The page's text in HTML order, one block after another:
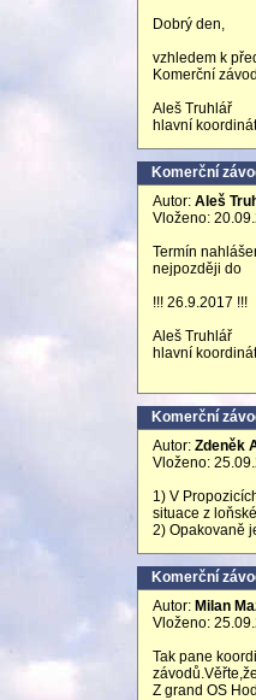
Dobrý den,
vzhledem k
Komerční
Aleš Truhlář
hlavní
Komerční
Autor: Aleš
Vloženo:
Termín
nejpozději do
!!! 26.9.2017 !!!
Aleš Truhlář
hlavní
Komerční
Autor: Zdeněk
Vloženo:
1) V
situace z
2) Opakovaně
Komerční
Autor: Milan
Vloženo:
Tak pane
Z grand OS